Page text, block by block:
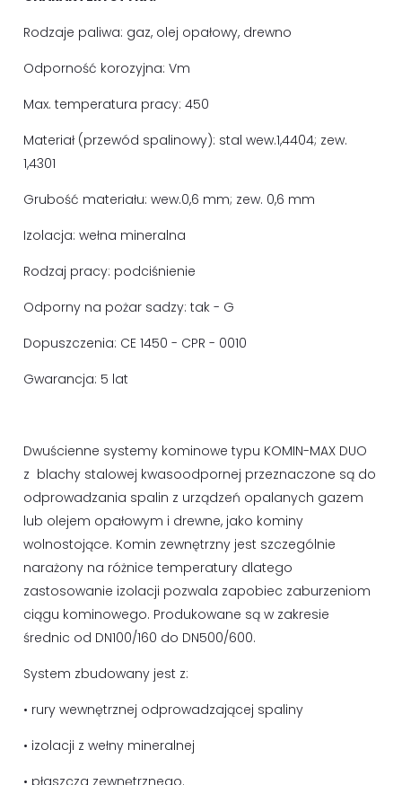
Rodzaje paliwa: gaz, olej opałowy, drewno
Odporność korozyjna: Vm
Max. temperatura pracy: 450
Materiał (przewód spalinowy): stal wew.1,4404; zew.
1,4301
Grubość materiału: wew.0,6 mm; zew. 0,6 mm
Izolacja: wełna mineralna
Rodzaj pracy: podciśnienie
Odporny na pożar sadzy: tak - G
Dopuszczenia: CE 1450 - CPR - 0010
Gwarancja: 5 lat
Dwuścienne systemy kominowe typu KOMIN-MAX DUO
z blachy stalowej kwasoodpornej przeznaczone są do
odprowadzania spalin z urządzeń opalanych gazem
lub olejem opałowym i drewne, jako kominy
wolnostojące. Komin zewnętrzny jest szczególnie
narażony na różnice temperatury dlatego
zastosowanie izolacji pozwala zapobiec zaburzeniom
ciągu kominowego. Produkowane są w zakresie
średnic od DN100/160 do DN500/600.
System zbudowany jest z:
• rury wewnętrznej odprowadzającej spaliny
• izolacji z wełny mineralnej